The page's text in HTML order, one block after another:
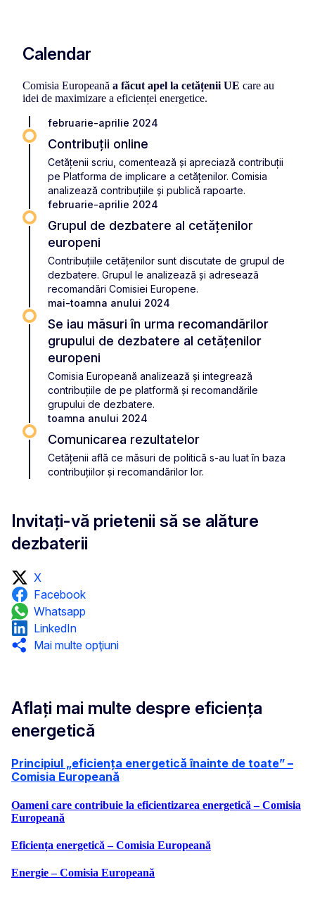
Calendar
Comisia Europeană a făcut apel la cetățenii UE care au
idei de maximizare a eficienței energetice.
februarie-aprilie 2024
Contribuții online
Cetățenii scriu, comentează și apreciază contribuții
pe Platforma de implicare a cetățenilor. Comisia
analizează contribuțiile și publică rapoarte.
februarie-aprilie 2024
Grupul de dezbatere al cetățenilor
europeni
Contribuțiile cetățenilor sunt discutate de grupul de
dezbatere. Grupul le analizează și adresează
recomandări Comisiei Europene.
mai-toamna anului 2024
Se iau măsuri în urma recomandărilor
grupului de dezbatere al cetățenilor
europeni
Comisia Europeană analizează și integrează
contribuțiile de pe platformă și recomandările
grupului de dezbatere.
toamna anului 2024
Comunicarea rezultatelor
Cetățenii află ce măsuri de politică s-au luat în baza
contribuțiilor și recomandărilor lor.
Invitați-vă prietenii să se alăture
dezbaterii
X
Facebook
Whatsapp
LinkedIn
Mai multe opţiuni
Aflați mai multe despre eficiența
energetică
Principiul „eficiența energetică înainte de toate” –
Comisia Europeană
Oameni care contribuie la eficientizarea energetică – Comisia
Europeană
Eficiența energetică – Comisia Europeană
Energie – Comisia Europeană